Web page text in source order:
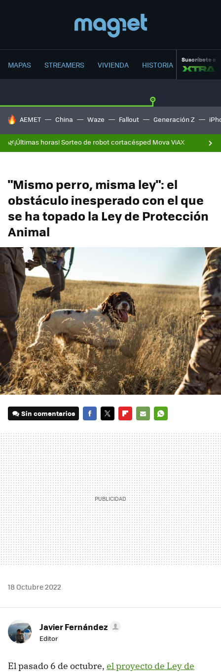
MAPAS STREAMERS VIVIENDA HISTORIA Suscríbete a
HOY SE HABLA DE
AEMET China Waze Fallout Generación Z
🌿¡Últimas horas! Sorteo de robot cortacésped Mova ViAX
"Mismo perro, misma ley": el
obstáculo inesperado con el que
se ha topado la Ley de Protección
Animal
Sin comentarios
MAIL
18 Octubre 2022
Javier Fernández
Editor
El pasado 6 de octubre, el proyecto de Ley de